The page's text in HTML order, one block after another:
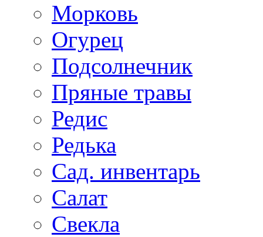
Морковь
Огурец
Подсолнечник
Пряные травы
Редис
Редька
Сад. инвентарь
Салат
Свекла